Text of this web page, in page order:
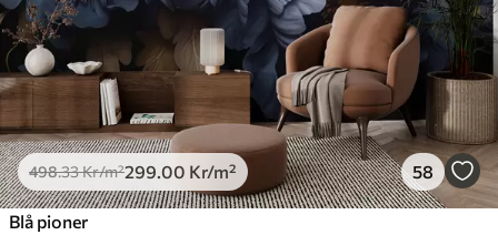
498.33Kr/m²299 .00 Kr/m² 58
Blå pioner